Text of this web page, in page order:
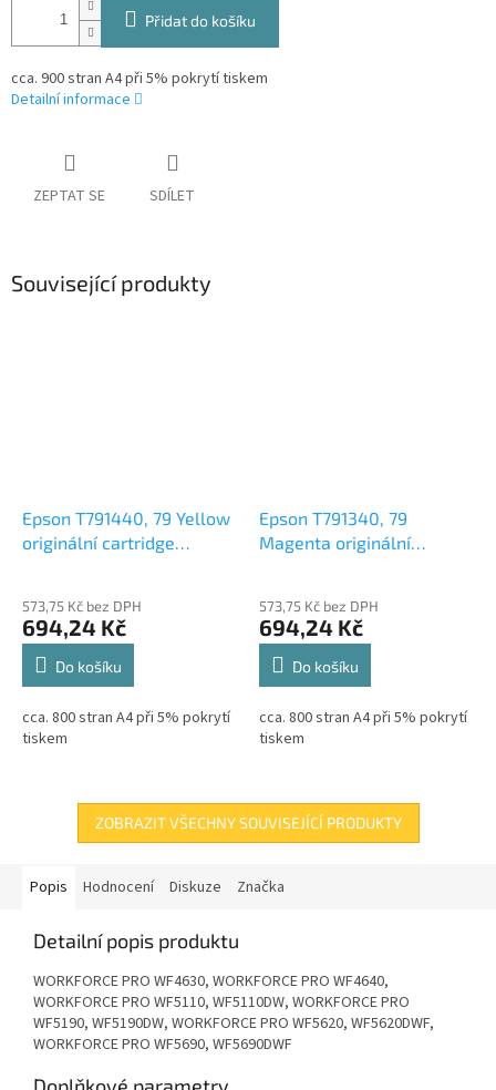
Přidat do košíku
cca. 900 stran A4 při 5% pokrytí tiskem
Detailní informace
ZEPTAT SE SDÍLET
Související produkty
Epson T791440, 79 Yellow
originální cartridge
573,75 Kč bez DPH
694,24 Kč
Do košíku
cca. 800 stran A4 při 5% pokrytí
tiskem
Epson T791340, 79
Magenta originální
573,75 Kč bez DPH
694,24 Kč
Do košíku
cca. 800 stran A4 při 5% pokrytí
tiskem
ZOBRAZIT VŠECHNY SOUVISEJÍCÍ PRODUKTY
Popis Hodnocení Diskuze Značka
Detailní popis produktu
WORKFORCE PRO WF4630, WORKFORCE PRO WF4640,
WORKFORCE PRO WF5110, WF5110DW, WORKFORCE PRO
WF5190, WF5190DW, WORKFORCE PRO WF5620, WF5620DWF,
WORKFORCE PRO WF5690, WF5690DWF